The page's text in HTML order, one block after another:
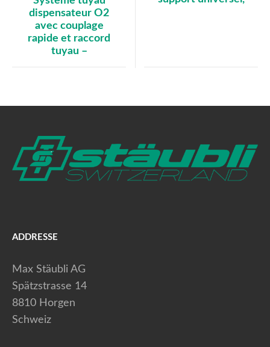
dispensateur O2
avec couplage
rapide et raccord
tuyau –
ADDRESSE
Max Stäubli AG
Spätzstrasse 14
8810 Horgen
Schweiz